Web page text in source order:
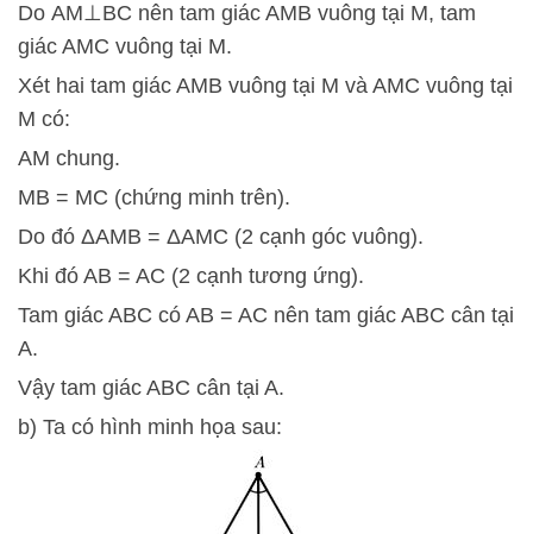
Do AM⊥BC nên tam giác AMB vuông tại M, tam
giác AMC vuông tại M.
Xét hai tam giác AMB vuông tại M và AMC vuông tại
M có:
AM chung.
MB = MC (chứng minh trên).
Do đó ΔAMB = ΔAMC (2 cạnh góc vuông).
Khi đó AB = AC (2 cạnh tương ứng).
Tam giác ABC có AB = AC nên tam giác ABC cân tại
A.
Vậy tam giác ABC cân tại A.
b) Ta có hình minh họa sau: